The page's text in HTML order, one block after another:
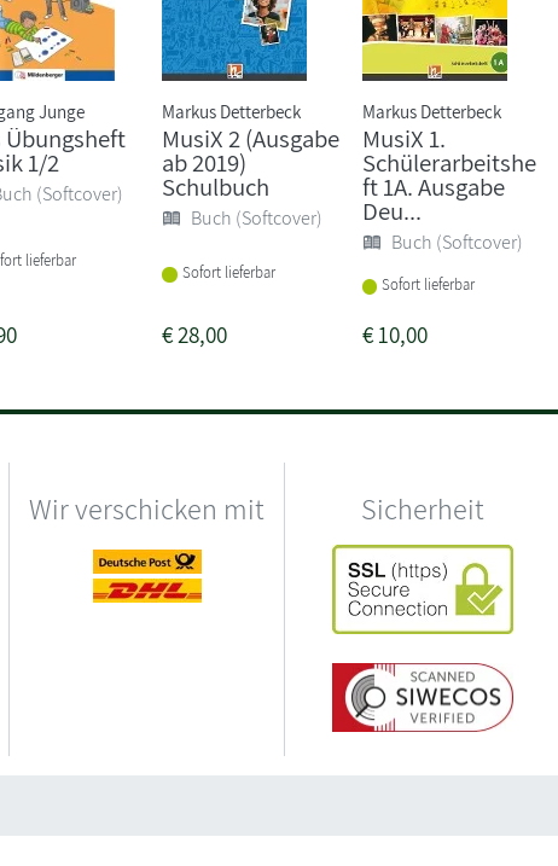
Junge
Übungsheft
1/2
(Softcover)
lieferbar
Markus Detterbeck
MusiX 2 (Ausgabe
ab 2019)
Schulbuch
Buch (Softcover)
Sofort lieferbar
€28,00
Markus Detterbeck
MusiX 1.
Schülerarbeitshe
ft 1A. Ausgabe
Deu...
Buch (Softcover)
Sofort lieferbar
€10,00
Wir verschicken mit Sicherheit